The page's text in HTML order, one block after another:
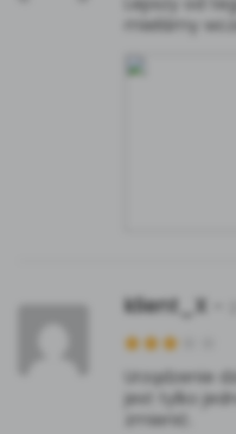
mieliśmy
klient_X
Urządzenie
jest tylko
zmienić.